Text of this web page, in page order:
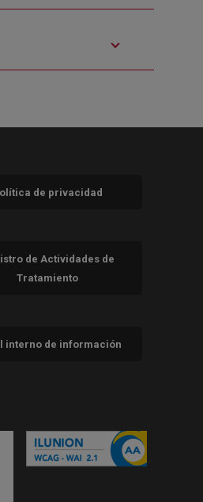
de privacidad
de Actividades de
Tratamiento
interno de información